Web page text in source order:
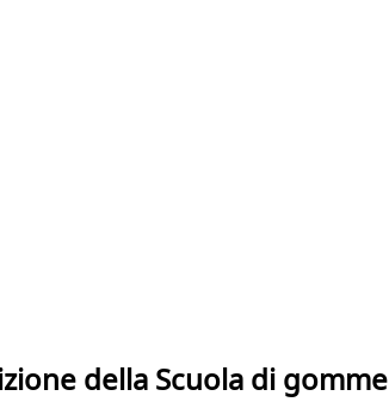
della Scuola di gomme